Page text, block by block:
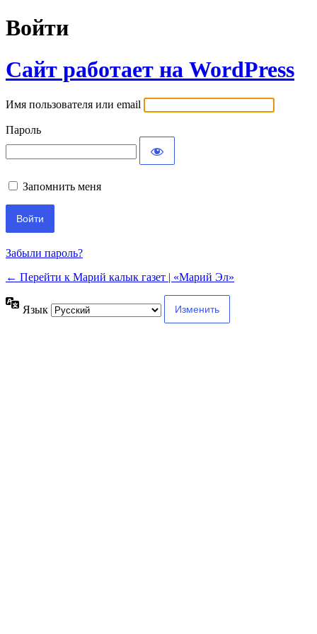
Войти
Сайт работает на WordPress
Имя пользователя или email
Пароль
Запомнить меня
Забыли пароль?
← Перейти к Марий калык газет | «Марий Эл»
Язык